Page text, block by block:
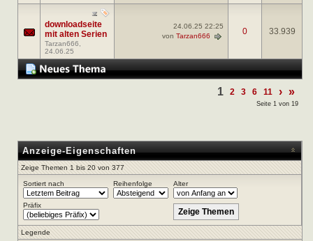
downloadseite
mit alten Serien
Tarzan666
24.06.25
24.06.25 22:25
von Tarzan666 0 33.939
1 2 3 6 11 › »
Seite 1 von 19
Anzeige-Eigenschaften
Zeige Themen 1 bis 20 von 377
Sortiert nach Reihenfolge Alter
Präfix
Legende